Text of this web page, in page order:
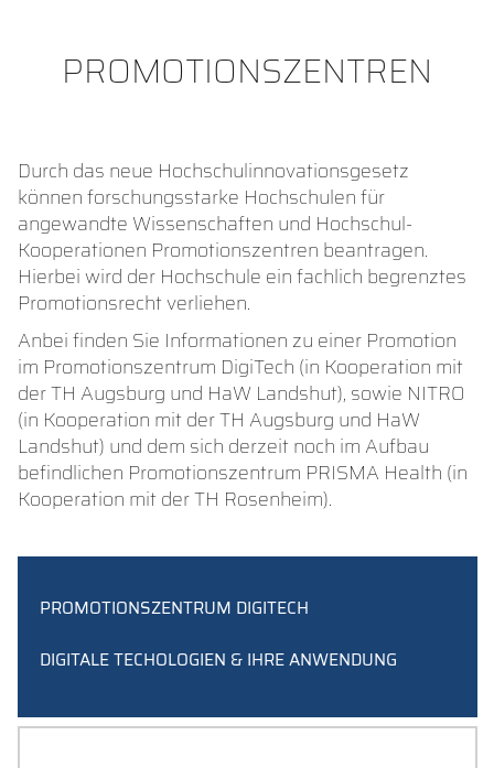
PROMOTIONSZENTREN
Durch das neue Hochschulinnovationsgesetz
können forschungsstarke Hochschulen für
angewandte Wissenschaften und Hochschul-
Kooperationen Promotionszentren beantragen.
Hierbei wird der Hochschule ein fachlich begrenztes
Promotionsrecht verliehen.
Anbei finden Sie Informationen zu einer Promotion
im Promotionszentrum DigiTech (in Kooperation mit
der TH Augsburg und HaW Landshut), sowie NITRO
(in Kooperation mit der TH Augsburg und HaW
Landshut) und dem sich derzeit noch im Aufbau
befindlichen Promotionszentrum PRISMA Health (in
Kooperation mit der TH Rosenheim).
PROMOTIONSZENTRUM DIGITECH
DIGITALE TECHOLOGIEN & IHRE ANWENDUNG